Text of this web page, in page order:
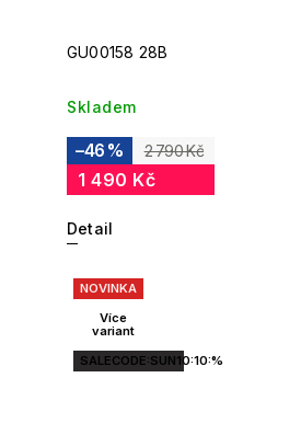
GU00158 28B
Skladem
2 790 Kč
–46 %
1 490 Kč
Detail
NOVINKA
Více
variant
SALECODE:SUN10:10:%